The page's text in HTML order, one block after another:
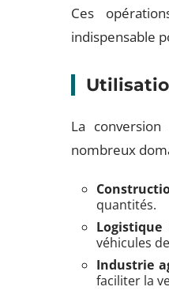
Ces
indispensable
La
nombreux
quantités.
Logistique
véhicules
Industrie
faciliter la